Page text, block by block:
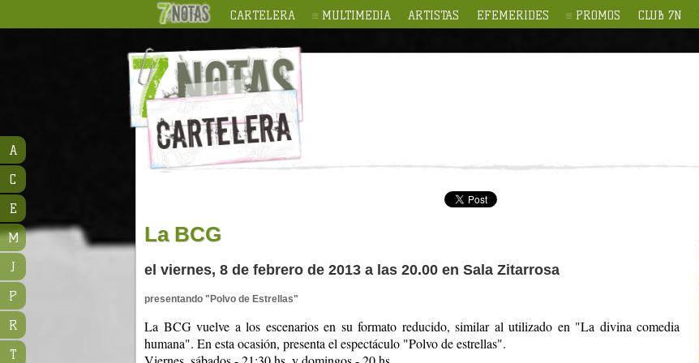
CARTELERA MULTIMEDIA ARTISTAS EFEMERIDES PROMOS CLUB 7N
La BCG
el viernes, 8 de febrero de 2013 a las 20.00 en Sala Zitarrosa
presentando "Polvo de Estrellas"
La BCG vuelve a los escenarios en su formato reducido, similar al utilizado en "La divina comedia
humana". En esta ocasión, presenta el espectáculo "Polvo de estrellas".
A
C
E
M
J
P
R
T